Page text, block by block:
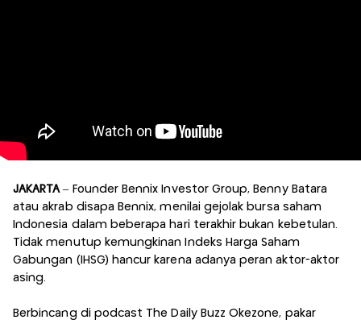
JAKARTA– Founder Bennix Investor Group, Benny Batara
atau akrab disapa Bennix, menilai gejolak bursa saham
Indonesia dalam beberapa hari terakhir bukan kebetulan.
Tidak menutup kemungkinan Indeks Harga Saham
Gabungan (IHSG) hancur karena adanya peran aktor-aktor
asing.
Berbincang di podcast The Daily Buzz Okezone, pakar